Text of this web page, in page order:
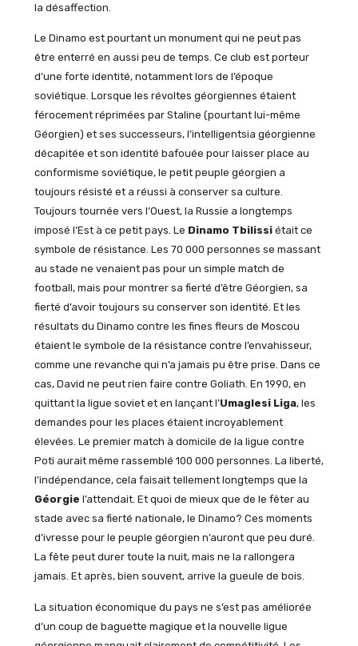
la désaffection.
Le Dinamo est pourtant un monument qui ne peut pas
être enterré en aussi peu de temps. Ce club est porteur
d’une forte identité, notamment lors de l’époque
soviétique. Lorsque les révoltes géorgiennes étaient
férocement réprimées par Staline (pourtant lui-même
Géorgien) et ses successeurs, l’intelligentsia géorgienne
décapitée et son identité bafouée pour laisser place au
conformisme soviétique, le petit peuple géorgien a
toujours résisté et a réussi à conserver sa culture.
Toujours tournée vers l’Ouest, la Russie a longtemps
imposé l’Est à ce petit pays. Le Dinamo Tbilissiétait ce
symbole de résistance. Les 70 000 personnes se massant
au stade ne venaient pas pour un simple match de
football, mais pour montrer sa fierté d’être Géorgien, sa
fierté d’avoir toujours su conserver son identité. Et les
résultats du Dinamo contre les fines fleurs de Moscou
étaient le symbole de la résistance contre l’envahisseur,
comme une revanche qui n’a jamais pu être prise. Dans ce
cas, David ne peut rien faire contre Goliath. En 1990, en
quittant la ligue soviet et en lançant l’Umaglesi Liga, les
demandes pour les places étaient incroyablement
élevées. Le premier match à domicile de la ligue contre
Poti aurait même rassemblé 100 000 personnes. La liberté,
l’indépendance, cela faisait tellement longtemps que la
Géorgie l’attendait. Et quoi de mieux que de le fêter au
stade avec sa fierté nationale, le Dinamo? Ces moments
d’ivresse pour le peuple géorgien n’auront que peu duré.
La fête peut durer toute la nuit, mais ne la rallongera
jamais. Et après, bien souvent, arrive la gueule de bois.
La situation économique du pays ne s’est pas améliorée
d’un coup de baguette magique et la nouvelle ligue